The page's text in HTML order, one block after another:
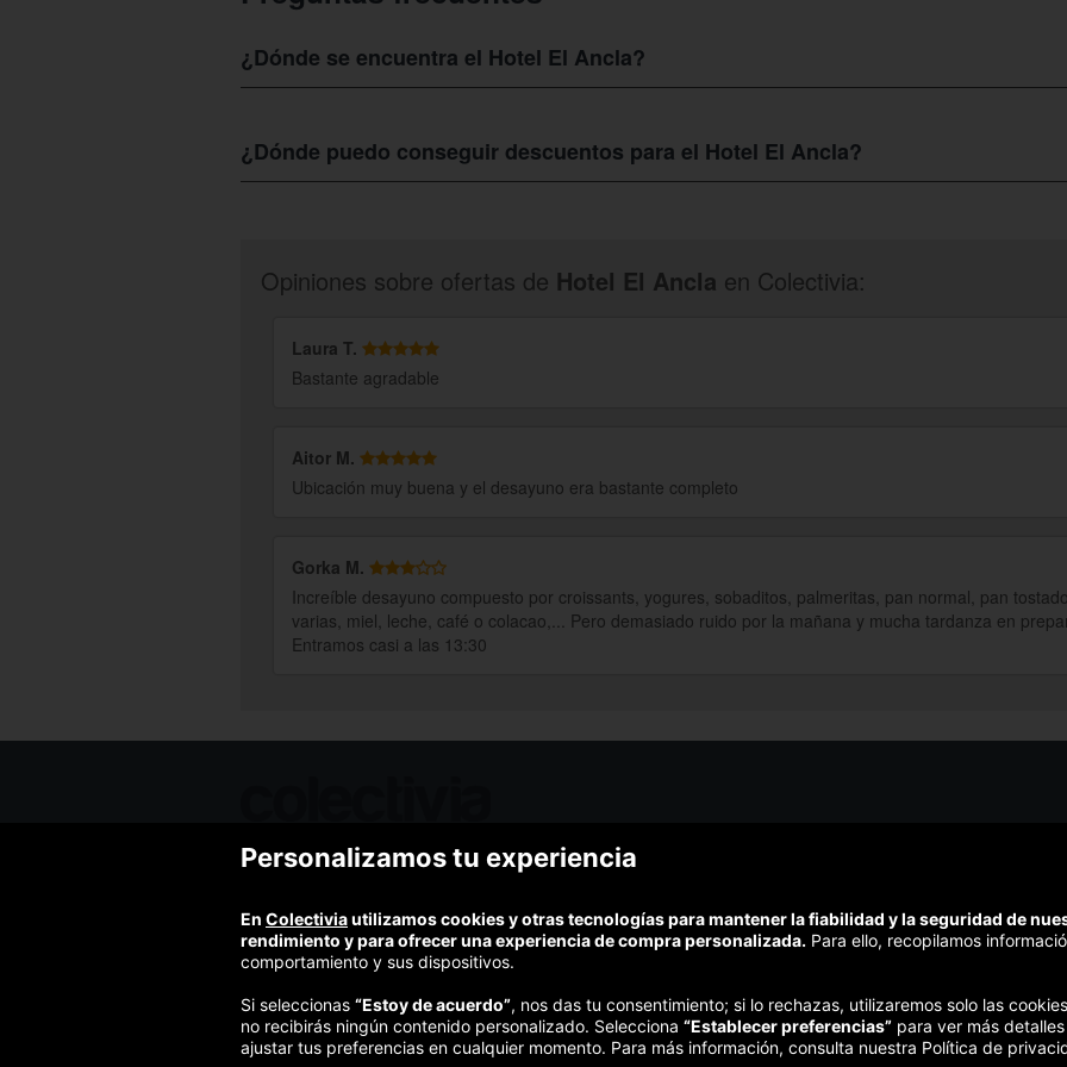
¿Dónde se encuentra el Hotel El Ancla?
¿Dónde puedo conseguir descuentos para el Hotel El Ancla?
Opiniones sobre ofertas de Hotel El Ancla en Colectivia:
Laura T.
Bastante agradable
Aitor M.
Ubicación muy buena y el desayuno era bastante completo
Gorka M.
Increíble desayuno compuesto por croissants, yogures, sobaditos, palmeritas, pan normal, pan
varias, miel, leche, café o colacao,... Pero demasiado ruido por la mañana y mucha tardanza en
Entramos casi a las 13:30
Ofertas de hoy
Términos y condiciones
Política de privacidad y aviso legal
Política de cookies
¿Cómo funciona Colectivia?
Trabaja con nosotros
Estudio turismo de verano 2020
(Te
Personalizamos tu experiencia
En Colectiviautilizamos cookies y otras tecnologías para mantener la fiabilidad y la seguridad de
rendimiento y para ofrecer una experiencia de compra personalizada. Para ello, recopilamos
comportamiento y sus dispositivos.
Si seleccionas “Estoy de acuerdo”, nos das tu consentimiento; si lo rechazas, utilizaremos solo las
no recibirás ningún contenido personalizado. Selecciona “Establecer preferencias” para ver más
ajustar tus preferencias en cualquier momento. Para más información, consulta nuestra Política de